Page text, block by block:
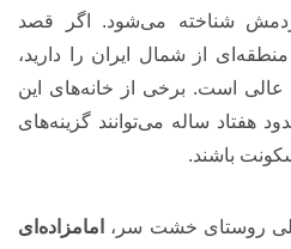
شناخته می‌شود. اگر قصد
از شمال ایران را دارید،
است. برخی از خانه‌های این
هفتاد ساله می‌توانند گزینه‌های
باشند.
روستای خشت‌ سر،
امامزاده‌ای